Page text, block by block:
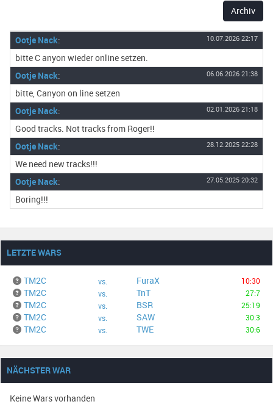
Archiv
Ootje Nack: 10.07.2026 22:17
bitte C anyon wieder online setzen.
Ootje Nack: 06.06.2026 21:38
bitte, Canyon on line setzen
Ootje Nack: 02.01.2026 21:18
Good tracks. Not tracks from Roger!!
Ootje Nack: 28.12.2025 22:28
We need new tracks!!!
Ootje Nack: 27.05.2025 20:32
Boring!!!
LETZTE WARS
TM2C vs. FuraX 10:30
TM2C vs. TnT 27:7
TM2C vs. BSR 25:19
TM2C vs. SAW 30:3
TM2C vs. TWE 30:6
NÄCHSTER WAR
Keine Wars vorhanden